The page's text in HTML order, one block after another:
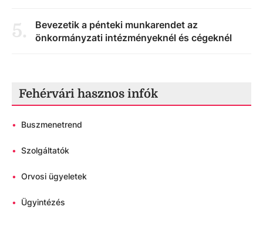
5.
Bevezetik a pénteki munkarendet az
önkormányzati intézményeknél és cégeknél
Fehérvári hasznos infók
• Buszmenetrend
• Szolgáltatók
• Orvosi ügyeletek
• Ügyintézés